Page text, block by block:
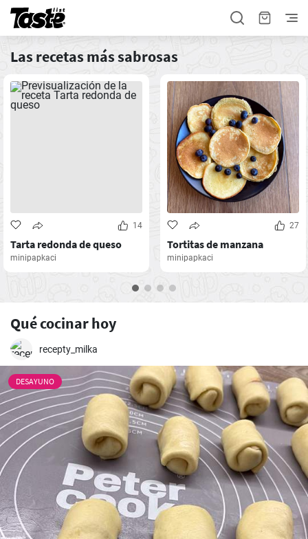
Las recetas más sabrosas
14
Tarta redonda de queso
minipapkaci
27
Tortitas de manzana
minipapkaci
Qué cocinar hoy
recepty_milka
DESAYUNO